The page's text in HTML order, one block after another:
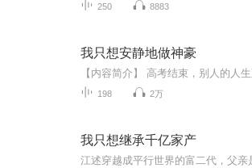
250 8883
我只想安静地做神豪
198 2万
我只想继承千亿家产